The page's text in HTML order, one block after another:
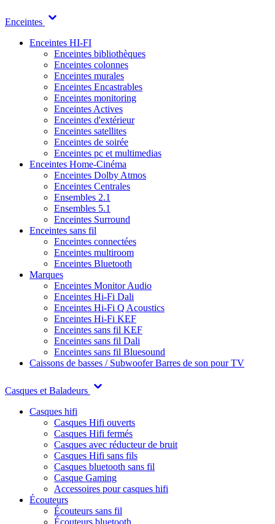
Enceintes
Enceintes HI-FI
Enceintes bibliothèques
Enceintes colonnes
Enceintes murales
Enceintes Encastrables
Enceintes monitoring
Enceintes Actives
Enceintes d'extérieur
Enceintes satellites
Enceintes de soirée
Enceintes pc et multimedias
Enceintes Home-Cinéma
Enceintes Dolby Atmos
Enceintes Centrales
Ensembles 2.1
Ensembles 5.1
Enceintes Surround
Enceintes sans fil
Enceintes connectées
Enceintes multiroom
Enceintes Bluetooth
Marques
Enceintes Monitor Audio
Enceintes Hi-Fi Dali
Enceintes Hi-Fi Q Acoustics
Enceintes Hi-Fi KEF
Enceintes sans fil KEF
Enceintes sans fil Dali
Enceintes sans fil Bluesound
Caissons de basses / SubwooferBarres de son pour TV
Casques et Baladeurs
Casques hifi
Casques Hifi ouverts
Casques Hifi fermés
Casques avec réducteur de bruit
Casques Hifi sans fils
Casques bluetooth sans fil
Casque Gaming
Accessoires pour casques hifi
Écouteurs
Écouteurs sans fil
Écouteurs bluetooth